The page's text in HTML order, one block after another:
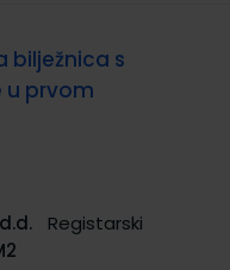
bilježnica s
u prvom
Registarski